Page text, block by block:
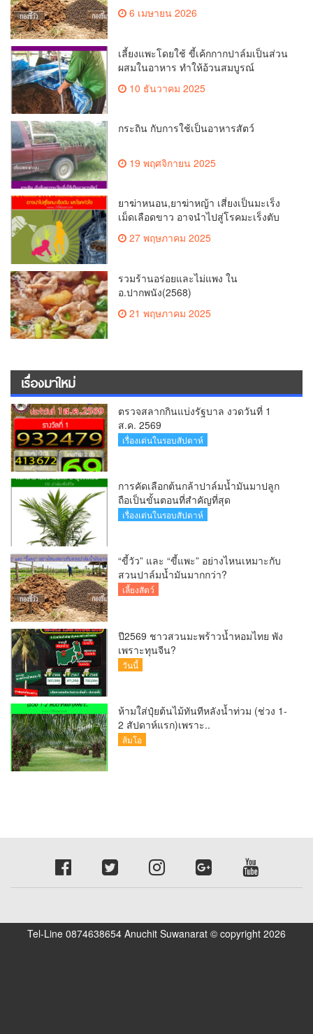
6 เมษายน 2026
เลี้ยงแพะโดยใช้ ขี้เค้กกากปาล์มเป็นส่วน
ผสมในอาหาร ทำให้อ้วนสมบูรณ์
10 ธันวาคม 2025
กระถิน กับการใช้เป็นอาหารสัตว์
19 พฤศจิกายน 2025
ยาฆ่าหนอน,ยาฆ่าหญ้า เสี่ยงเป็นมะเร็ง
เม็ดเลือดขาว อาจนำไปสู่โรคมะเร็งตับ
และโรคหัวใจ
27 พฤษภาคม 2025
รวมร้านอร่อยและไม่แพง ใน
อ.ปากพนัง(2568)
21 พฤษภาคม 2025
เรื่องมาใหม่
ตรวจสลากกินแบ่งรัฐบาล งวดวันที่ 1
ส.ค. 2569
เรื่องเด่นในรอบสัปดาห์
การคัดเลือกต้นกล้าปาล์มน้ำมันมาปลูก
ถือเป็นขั้นตอนที่สำคัญที่สุด
เรื่องเด่นในรอบสัปดาห์
“ขี้วัว” และ “ขี้แพะ” อย่างไหนเหมาะกับ
สวนปาล์มน้ำมันมากกว่า?
เลี้ยงสัตว์
ปี2569 ชาวสวนมะพร้าวน้ำหอมไทย พัง
เพราะทุนจีน?
วันนี้
ห้ามใส่ปุ๋ยต้นไม้ทันทีหลังน้ำท่วม (ช่วง 1-
2 สัปดาห์แรก)เพราะ..
ส้มโอ
Tel-Line 0874638654 Anuchit Suwanarat © copyright 2026